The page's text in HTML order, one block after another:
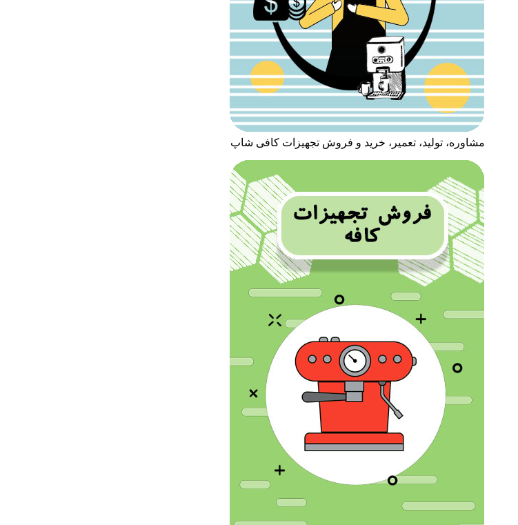
مشاوره، تولید، تعمیر، خرید و فروش تجهیزات کافی شاپ